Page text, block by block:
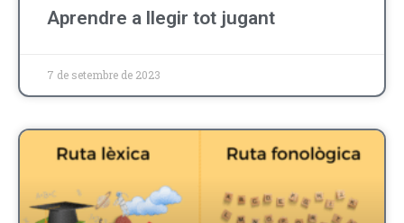
Aprendre a llegir tot jugant
7 de setembre de 2023